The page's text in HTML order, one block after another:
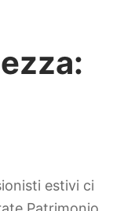
estivi ci